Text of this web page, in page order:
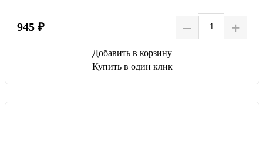
945 ₽ – +
Добавить в корзину
Купить в один клик